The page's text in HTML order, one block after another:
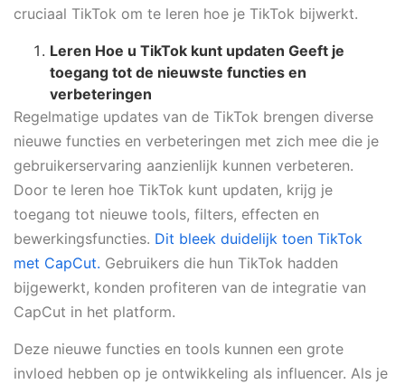
cruciaal TikTok om te leren hoe je TikTok bijwerkt.
Leren Hoe u TikTok kunt updaten Geeft je
toegang tot de nieuwste functies en
verbeteringen
Regelmatige updates van de TikTok brengen diverse
nieuwe functies en verbeteringen met zich mee die je
gebruikerservaring aanzienlijk kunnen verbeteren.
Door te leren hoe TikTok kunt updaten, krijg je
toegang tot nieuwe tools, filters, effecten en
bewerkingsfuncties. Dit bleek duidelijk toen TikTok
met CapCut. Gebruikers die hun TikTok hadden
bijgewerkt, konden profiteren van de integratie van
CapCut in het platform.
Deze nieuwe functies en tools kunnen een grote
invloed hebben op je ontwikkeling als influencer. Als je